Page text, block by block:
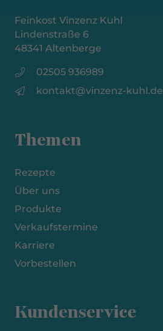
Feinkost Vinzenz Kuhl
Lindenstraße 6
48341 Altenberge
02505 936989
kontakt@vinzenz-kuhl.de
Themen
Rezepte
Über uns
Produkte
Verkaufstermine
Karriere
Vorbestellen
Kundenservice